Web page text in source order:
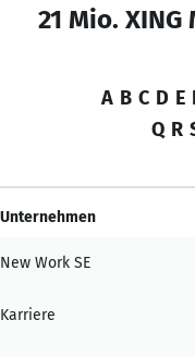
21 Mio.
A B C D E
Q R
Unternehmen
New Work SE
Karriere